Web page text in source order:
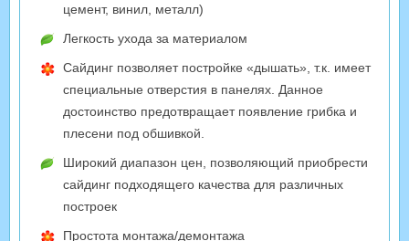
цемент, винил, металл)
Легкость ухода за материалом
Сайдинг позволяет постройке «дышать», т.к. имеет
специальные отверстия в панелях. Данное
достоинство предотвращает появление грибка и
плесени под обшивкой.
Широкий диапазон цен, позволяющий приобрести
сайдинг подходящего качества для различных
построек
Простота монтажа/демонтажа